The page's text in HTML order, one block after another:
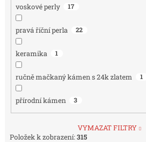
voskové perly 17
pravá říční perla 22
keramika 1
ručně mačkaný kámen s 24k zlatem 1
přírodní kámen 3
VYMAZAT FILTRY
Položek k zobrazení:315